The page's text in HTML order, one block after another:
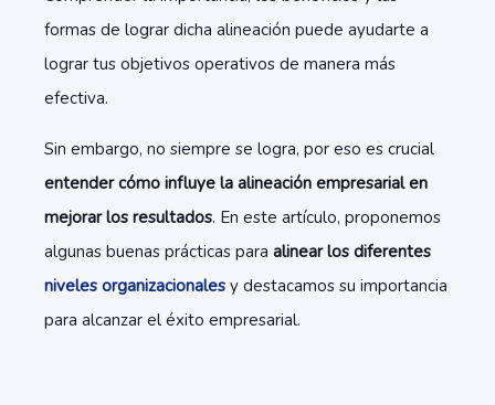
formas de lograr dicha alineación puede ayudarte a
lograr tus objetivos operativos de manera más
efectiva.
Sin embargo, no siempre se logra, por eso es crucial
entender cómo influye la alineación empresarial en
mejorar los resultados. En este artículo, proponemos
algunas buenas prácticas para alinear los diferentes
niveles organizacionales y destacamos su importancia
para alcanzar el éxito empresarial.